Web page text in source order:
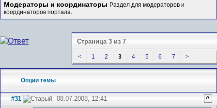
Модераторы и координаторы Раздел для модераторов и
координаторов портала.
Страница 3 из 7
< 1 2 3 4 5 6 7 >
Опции темы
#31 08.07.2008, 12:41 ^